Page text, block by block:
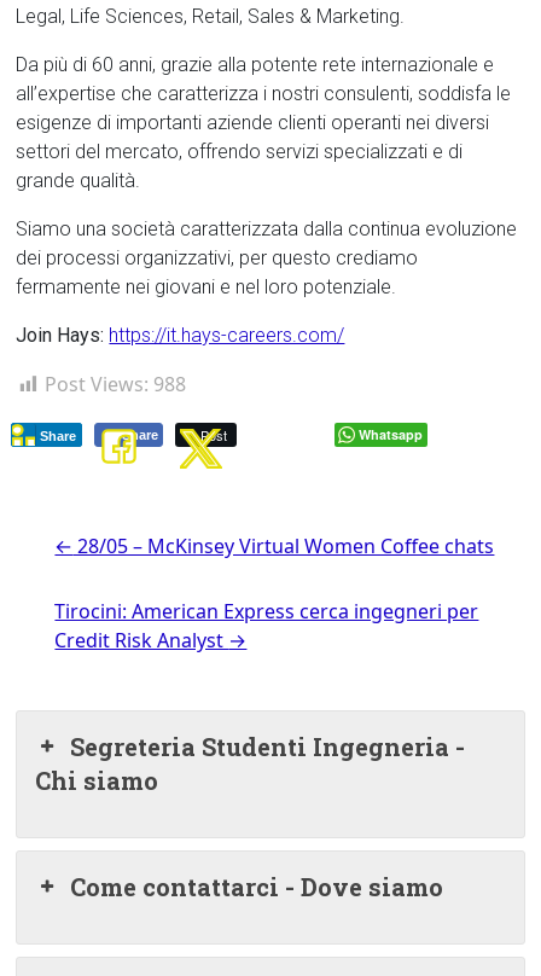
Legal, Life Sciences, Retail, Sales & Marketing.
Da più di 60 anni, grazie alla potente rete internazionale e
all’expertise che caratterizza i nostri consulenti, soddisfa le
esigenze di importanti aziende clienti operanti nei diversi
settori del mercato, offrendo servizi specializzati e di
grande qualità.
Siamo una società caratterizzata dalla continua evoluzione
dei processi organizzativi, per questo crediamo
fermamente nei giovani e nel loro potenziale.
Join Hays: https://it.hays-careers.com/
Post Views: 988
Share Post
Share Whatsapp
← 28/05 – McKinsey Virtual Women Coffee chats
Tirocini: American Express cerca ingegneri per
Credit Risk Analyst →
Segreteria Studenti Ingegneria -
Chi siamo
Come contattarci - Dove siamo